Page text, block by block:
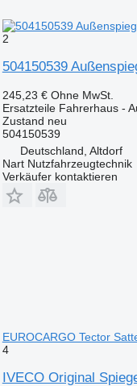
2
504150539
245,23 € Ohne MwSt.
Ersatzteile Fahrerhaus -
Zustand neu
504150539
Deutschland, Altdorf
Nart Nutzfahrzeugtechnik
Verkäufer kontaktieren
EUROCARGO Tector
4
IVECO Original